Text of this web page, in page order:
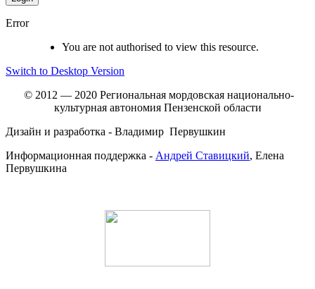
Error
You are not authorised to view this resource.
Switch to Desktop Version
© 2012 — 2020 Региональная мордовская национально-
культурная автономия Пензенской области
Дизайн и разработка - Владимир Первушкин
Информационная поддержка - Андрей Ставицкий, Елена
Первушкина